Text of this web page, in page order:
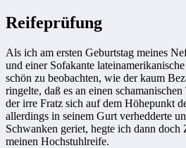
Reifeprüfung
Als ich am ersten Geburtstag meines
und einer Sofa­kante
schön zu beobachten, wie der kaum
ringelte, daß es an einen
der irre Fratz sich auf dem Höhepunkt
allerdings in seinem Gurt verhedderte
Schwanken geriet, hegte ich dann
meinen Hochstuhlreife.